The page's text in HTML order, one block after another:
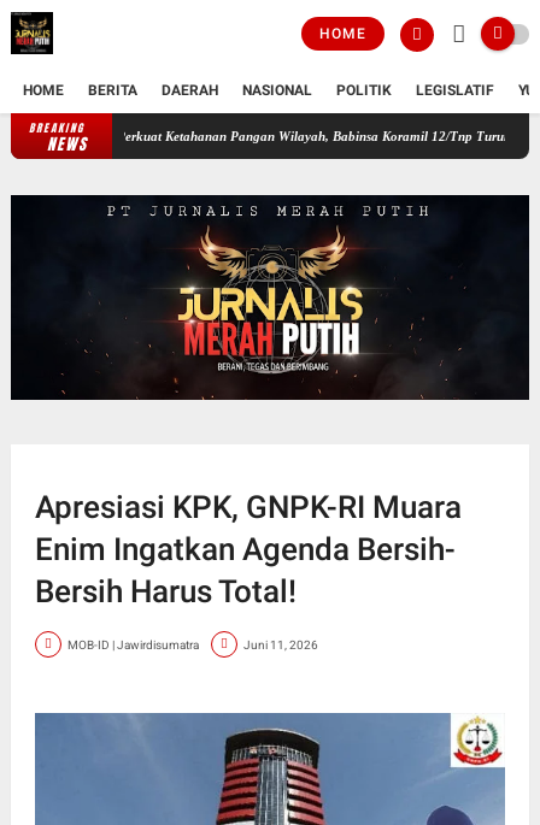
HOME
HOME BERITA DAERAH NASIONAL POLITIK LEGISLATIF
BREAKING
NEWS
Perkuat Ketahanan Pangan Wilayah, Babinsa Koramil 12/Tnp Turun Tangan Bantu
Apresiasi KPK, GNPK-RI Muara
Enim Ingatkan Agenda Bersih-
Bersih Harus Total!
MOB-ID | Jawirdisumatra Juni 11, 2026